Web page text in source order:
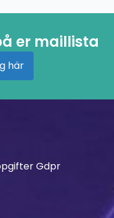
er maillista
här
Gdpr